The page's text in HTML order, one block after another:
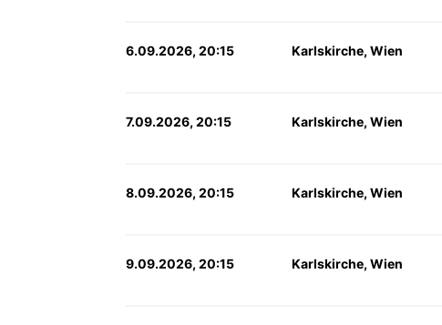
6.09.2026, 20:15 Karlskirche, Wien
7.09.2026, 20:15 Karlskirche, Wien
8.09.2026, 20:15 Karlskirche, Wien
9.09.2026, 20:15 Karlskirche, Wien